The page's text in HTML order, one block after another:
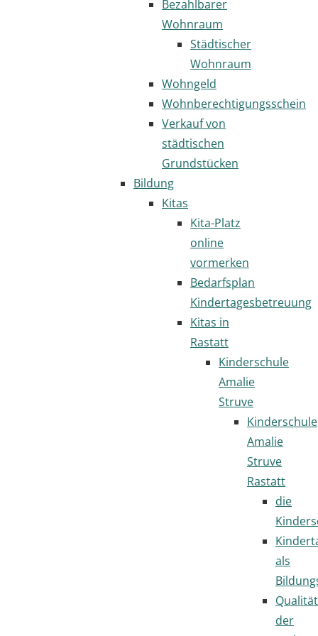
Bezahlbarer
Wohnraum
Städtischer
Wohnraum
Wohngeld
Wohnberechtigungsschein
Verkauf von
städtischen
Grundstücken
Bildung
Kitas
Kita-Platz
online
vormerken
Bedarfsplan
Kindertagesbetreuung
Kitas in
Rastatt
Kinderschule
Amalie
Struve
Kinderschule
Amalie
Struve
Rastatt
die
als
Qualität
der